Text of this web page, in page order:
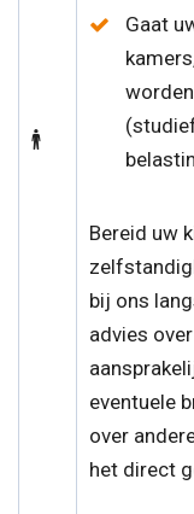
Gaat
Bereid uw
bij ons
advies
eventuele
over
het direct